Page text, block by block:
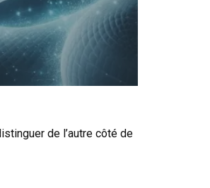
de l’autre côté de